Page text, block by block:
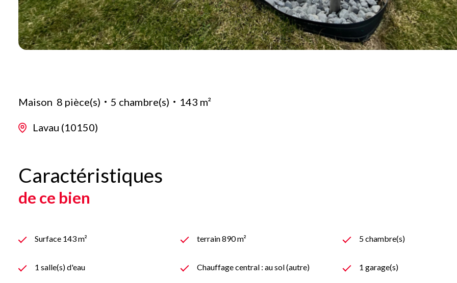
Maison 8 pièce(s) 5 chambre(s) 143 m²
Lavau (10150)
Caractéristiques
de ce bien
Surface 143 m² terrain 890 m² 5 chambre(s)
1 salle(s) d'eau Chauffage central : au sol (autre) 1 garage(s)